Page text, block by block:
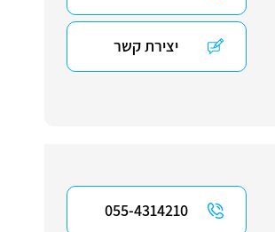
יצירת קשר
055-4314210